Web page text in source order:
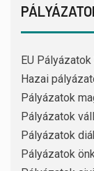
EU
Hazai
Pályázatok
Pályázatok
Pályázatok
Pályázatok